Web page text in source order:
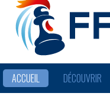
ACCUEIL DÉCOUVRIR